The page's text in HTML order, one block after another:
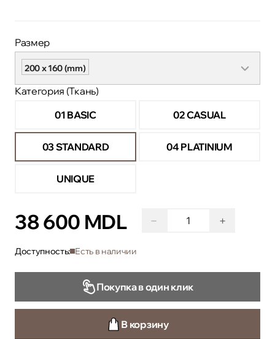
Размер
200 x 160 (mm)
Категория (Ткань)
01 BASIC
02 CASUAL
03 STANDARD 04 PLATINIUM
UNIQUE
38 600 MDL − +
Доступность: Есть в наличии
Покупка в один клик
В корзину